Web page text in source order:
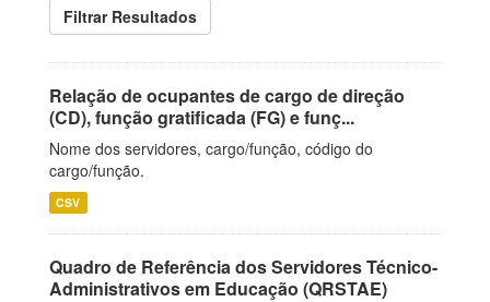
Filtrar Resultados
Relação de ocupantes de cargo de direção
(CD), função gratificada (FG) e funç...
Nome dos servidores, cargo/função, código do
cargo/função.
CSV
Quadro de Referência dos Servidores Técnico-
Administrativos em Educação (QRSTAE)